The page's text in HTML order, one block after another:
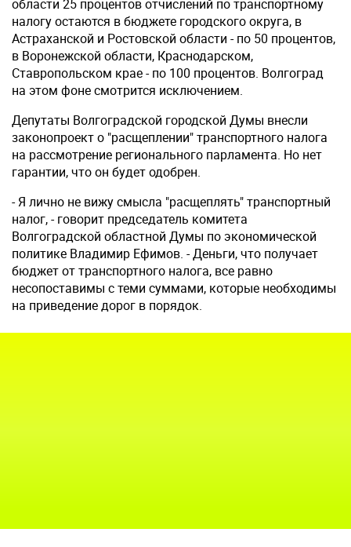
области 25 процентов отчислений по транспортному
налогу остаются в бюджете городского округа, в
Астраханской и Ростовской области - по 50 процентов,
в Воронежской области, Краснодарском,
Ставропольском крае - по 100 процентов. Волгоград
на этом фоне смотрится исключением.
Депутаты Волгоградской городской Думы внесли
законопроект о "расщеплении" транспортного налога
на рассмотрение регионального парламента. Но нет
гарантии, что он будет одобрен.
- Я лично не вижу смысла "расщеплять" транспортный
налог, - говорит председатель комитета
Волгоградской областной Думы по экономической
политике Владимир Ефимов. - Деньги, что получает
бюджет от транспортного налога, все равно
несопоставимы с теми суммами, которые необходимы
на приведение дорог в порядок.